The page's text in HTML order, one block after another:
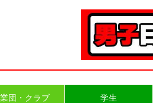
団・クラブ 学生